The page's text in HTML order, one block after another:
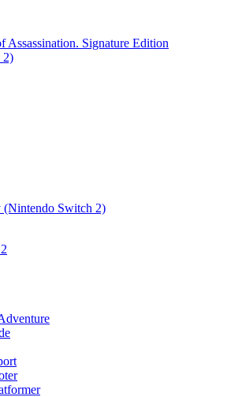
Assassination. Signature Edition
2)
(Nintendo Switch 2)